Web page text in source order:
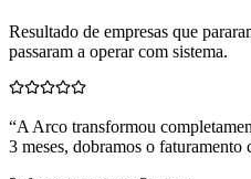
Resultado de empresas que
passaram a operar com sistema.
“A Arco transformou
3 meses, dobramos o faturamento